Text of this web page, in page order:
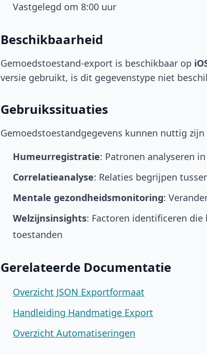
Vastgelegd om 8:00 uur
Beschikbaarheid
Gemoedstoestand-export is beschikbaar op
versie gebruikt, is dit gegevenstype niet
Gebruikssituaties
Gemoedstoestandgegevens kunnen nuttig zijn
Humeurregistratie: Patronen analyseren
Correlatieanalyse: Relaties begrijpen
Mentale gezondheidsmonitoring:
Welzijnsinsights: Factoren identificeren
toestanden
Gerelateerde Documentatie
Overzicht JSON Exportformaat
Handleiding Handmatige Export
Overzicht Automatiseringen